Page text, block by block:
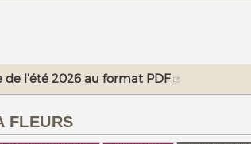
de l'été 2026 au format PDF
FLEURS